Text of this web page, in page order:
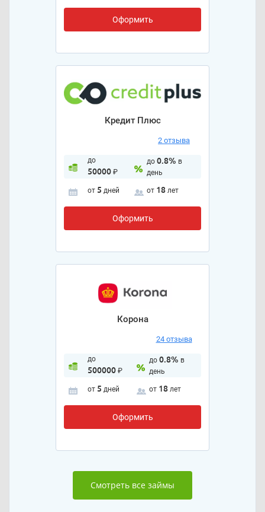
Оформить
Кредит Плюс
2 отзыва
до
50000₽
до 0.8% в
день
от 5 дней от 18 лет
Оформить
Корона
24 отзыва
до
500000₽
до 0.8% в
день
от 5 дней от 18 лет
Оформить
Смотреть все займы